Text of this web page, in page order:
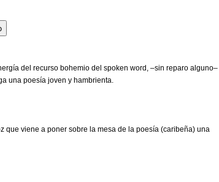
del recurso bohemio del spoken word, –sin reparo alguno–
una poesía joven y hambrienta.
que viene a poner sobre la mesa de la poesía (caribeña) una